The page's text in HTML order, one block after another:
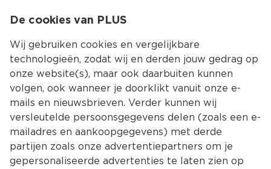
Kies jouw
De cookies van PLUS
Wij gebruiken cookies en vergelijkbare
technologieën, zodat wij en derden jouw gedrag op
onze website(s), maar ook daarbuiten kunnen
volgen, ook wanneer je doorklikt vanuit onze e-
mails en nieuwsbrieven. Verder kunnen wij
versleutelde persoonsgegevens delen (zoals een e-
mailadres en aankoopgegevens) met derde
partijen zoals onze advertentiepartners om je
gepersonaliseerde advertenties te laten zien op